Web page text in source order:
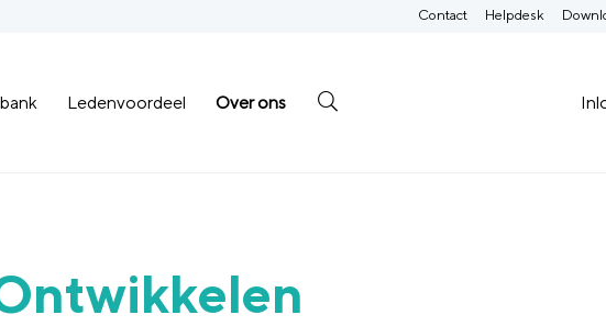
Ledenvoordeel Over ons
Contact Helpdesk